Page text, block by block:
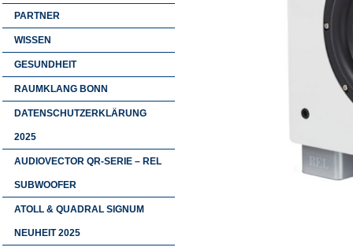
PARTNER
WISSEN
GESUNDHEIT
RAUMKLANG BONN
DATENSCHUTZERKLÄRUNG
2025
AUDIOVECTOR QR-SERIE – REL
SUBWOOFER
ATOLL & QUADRAL SIGNUM
NEUHEIT 2025